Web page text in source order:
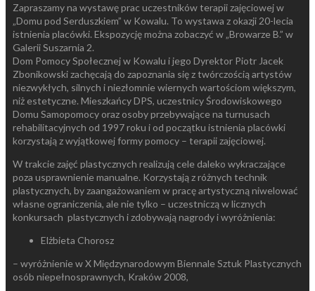
Zapraszamy na wystawę prac uczestników terapii zajęciowej w
„Domu pod Serduszkiem” w Kowalu. To wystawa z okazji 20-lecia
istnienia placówki. Ekspozycję można zobaczyć w „Browarze B.” w
Galerii Suszarnia 2.
Dom Pomocy Społecznej w Kowalu i jego Dyrektor Piotr Jacek
Zbonikowski zachęcają do zapoznania się z twórczością artystów
niezwykłych, silnych i niezłomnie wiernych wartościom większym,
niż estetyczne. Mieszkańcy DPS, uczestnicy Środowiskowego
Domu Samopomocy oraz osoby przebywające na turnusach
rehabilitacyjnych od 1997 roku i od początku istnienia placówki
korzystają z wyjątkowej formy pomocy – terapii zajęciowej.
W trakcie zajęć plastycznych realizują cele daleko wykraczające
poza usprawnienie manualne. Korzystają z różnych technik
plastycznych, by zaangażowaniem w pracę artystyczną niwelować
własne ograniczenia, ale nie tylko – uczestniczą w licznych
konkursach plastycznych i zdobywają nagrody i wyróżnienia:
Elżbieta Chorosz
– wyróżnienie w X Międzynarodowym Biennale Sztuk Plastycznych
osób niepełnosprawnych, Kraków 2008,